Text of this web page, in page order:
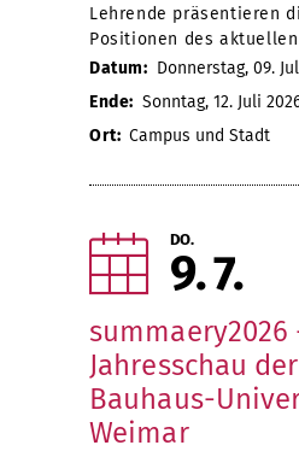
Lehrende präsentieren
Positionen des
Datum: Donnerstag, 09.
Ende: Sonntag, 12. Juli
Ort: Campus und Stadt
DO.
9 7
summaery2026
Jahresschau der
Bauhaus-
Weimar